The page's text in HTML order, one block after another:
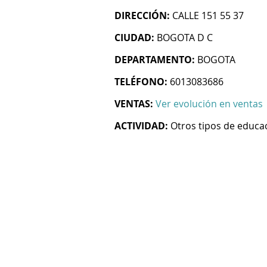
DIRECCIÓN: CALLE 151 55 37
CIUDAD: BOGOTA D C
DEPARTAMENTO: BOGOTA
TELÉFONO: 6013083686
VENTAS: Ver evolución en ventas
ACTIVIDAD: Otros tipos de